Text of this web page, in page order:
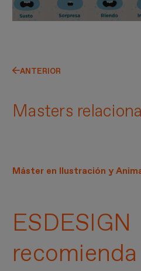
ANTERIOR
Masters
Máster en Ilustración y
ESDESIGN
recomienda